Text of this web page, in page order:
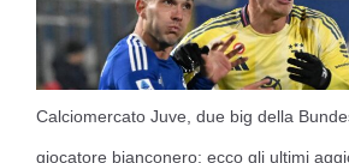
Calciomercato Juve, due big della
giocatore bianconero: ecco gli ultimi